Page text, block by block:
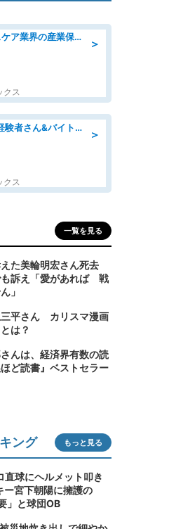
＞
「土日祝休み」ヘルスケア業界の産業保健師/高時給/未経験OK/要資格:保健師、正看護師
クス
＞
ホールスタッフ/「未経験者さん&バイトデビューも大歓迎」残業ほぼなし×1日3時間〜勤務OK!フォロー体制も充実/広島県/広島市南区
クス
一覧を見る
た美輪明宏さん死去
も訴え「愛があれば 戦
」
三平さん カリスマ漫画
は？
んは、経済界有数の読
ど読書』ベストセラー
ング もっと見る
直球にヘルメット叩き
ー宮下朝陽に擁護の
」と球団OB